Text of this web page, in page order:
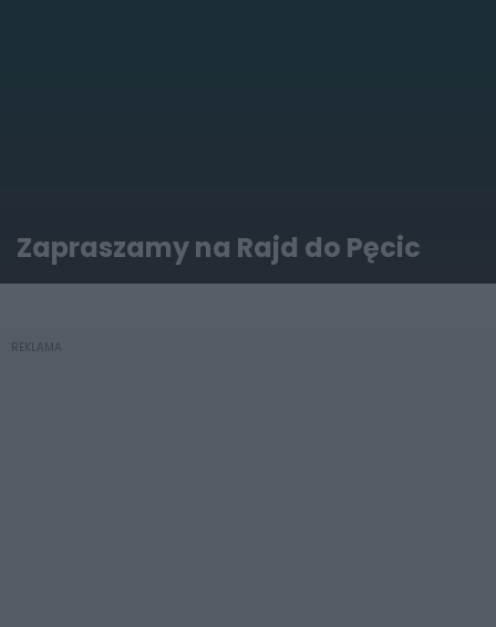
Zapraszamy na Rajd do Pęcic
REKLAMA